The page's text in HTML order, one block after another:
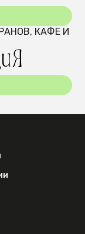
КАФЕ И